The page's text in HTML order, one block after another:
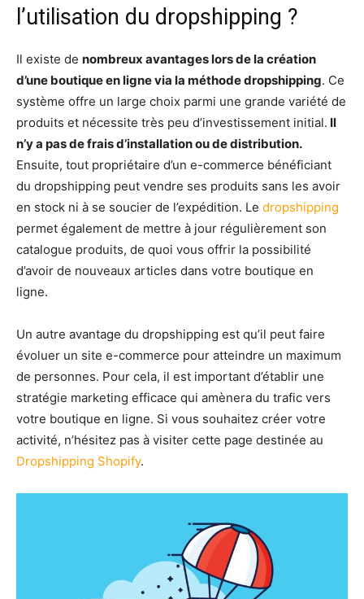
l’utilisation du dropshipping ?
Il existe de nombreux avantages lors de la création
d’une boutique en ligne via la méthode dropshipping. Ce
système offre un large choix parmi une grande variété de
produits et nécessite très peu d’investissement initial. Il
n’y a pas de frais d’installation ou de distribution.
Ensuite, tout propriétaire d’un e-commerce bénéficiant
du dropshipping peut vendre ses produits sans les avoir
en stock ni à se soucier de l’expédition. Le dropshipping
permet également de mettre à jour régulièrement son
catalogue produits, de quoi vous offrir la possibilité
d’avoir de nouveaux articles dans votre boutique en
ligne.
Un autre avantage du dropshipping est qu’il peut faire
évoluer un site e-commerce pour atteindre un maximum
de personnes. Pour cela, il est important d’établir une
stratégie marketing efficace qui amènera du trafic vers
votre boutique en ligne. Si vous souhaitez créer votre
activité, n’hésitez pas à visiter cette page destinée au
Dropshipping Shopify.